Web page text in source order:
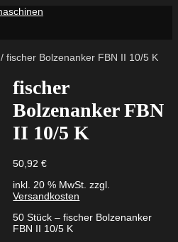
/ fischer Bolzenanker FBN II 10/5 K
fischer
Bolzenanker FBN
II 10/5 K
50,92€
inkl. 20 % MwSt. zzgl.
Versandkosten
50 Stück – fischer Bolzenanker
FBN II 10/5 K